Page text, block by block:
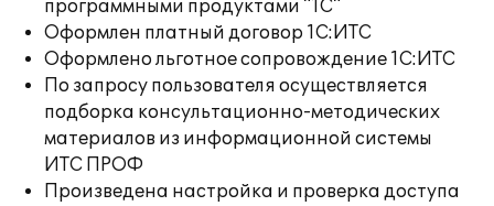
программными продуктами "1С"
Оформлен платный договор 1С:ИТС
Оформлено льготное сопровождение 1С:ИТС
По запросу пользователя осуществляется
подборка консультационно-методических
материалов из информационной системы
ИТС ПРОФ
Произведена настройка и проверка доступа